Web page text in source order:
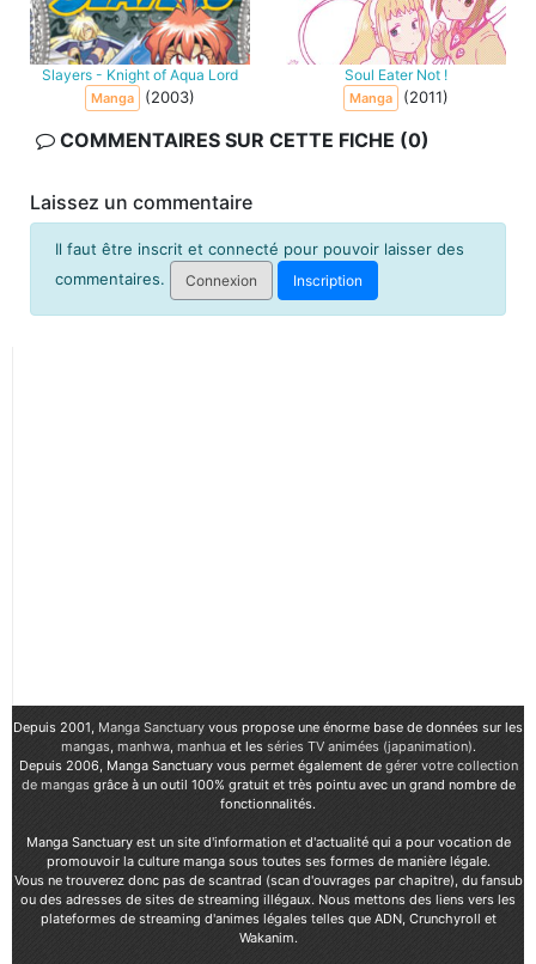
Slayers - Knight of Aqua Lord
Manga (2003)
Soul Eater Not !
Manga (2011)
COMMENTAIRES SUR CETTE FICHE (0)
Laissez un commentaire
Il faut être inscrit et connecté pour pouvoir laisser des
commentaires.
Connexion Inscription
Depuis 2001, Manga Sanctuary vous propose une énorme base de données sur les
mangas, manhwa, manhuaet les séries TV animées (japanimation).
Depuis 2006, Manga Sanctuary vous permet également de gérer votre collection
de mangasgrâce à un outil 100% gratuit et très pointu avec un grand nombre de
fonctionnalités.
Manga Sanctuary est un site d'information et d'actualité qui a pour vocation de
promouvoir la culture manga sous toutes ses formes de manière légale.
Vous ne trouverez donc pas de scantrad (scan d'ouvrages par chapitre), du fansub
ou des adresses de sites de streaming illégaux. Nous mettons des liens vers les
plateformes de streaming d'animes légales telles que ADN, Crunchyroll et
Wakanim.